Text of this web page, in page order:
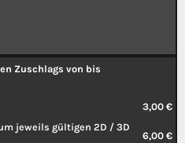
Zuschlags von bis
3,00 €
jeweils gültigen 2D / 3D
6,00 €